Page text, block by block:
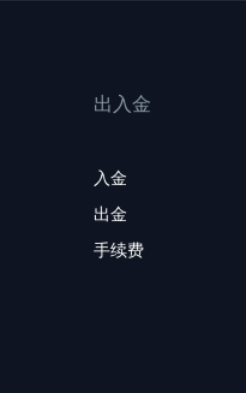
出入金
入金
出金
手续费